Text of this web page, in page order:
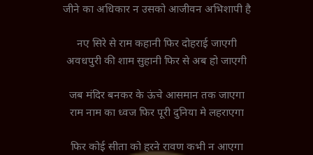
जीने का अधिकार न उसको आजीवन अभिशापी है
नए सिरे से राम कहानी फिर दोहराई जाएगी
अवधपुरी की शाम सुहानी फिर से अब हो जाएगी
जब मंदिर बनकर के ऊंचे आसमान तक जाएगा
राम नाम का ध्वज फिर पूरी दुनिया मे लहराएगा
फिर कोई सीता को हरने रावण कभी न आएगा